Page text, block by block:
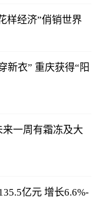
样经济”俏销世界
新衣” 重庆获得“阳
一周有霜冻及大
亿元 增长6.6%-